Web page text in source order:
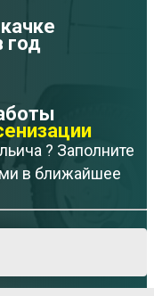
год
? Заполните
в ближайшее